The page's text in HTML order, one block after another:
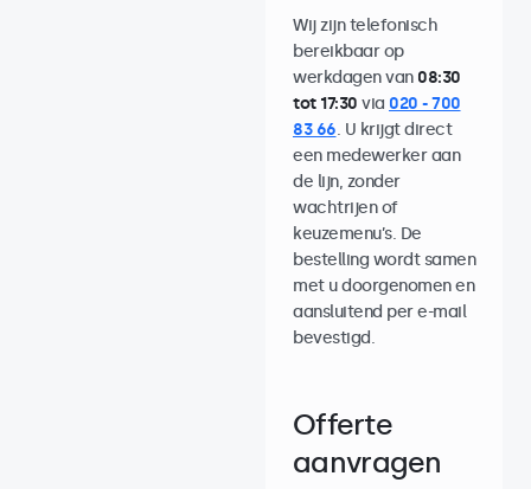
Wij zijn telefonisch
bereikbaar op
werkdagen van 08:30
tot 17:30 via 020 - 700
83 66. U krijgt direct
een medewerker aan
de lijn, zonder
wachtrijen of
keuzemenu’s. De
bestelling wordt samen
met u doorgenomen en
aansluitend per e-mail
bevestigd.
Offerte
aanvragen